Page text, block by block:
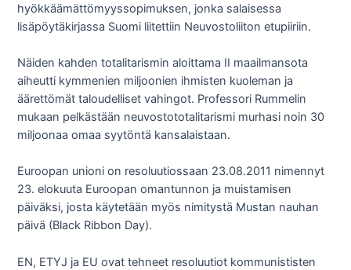
hyökkäämättömyyssopimuksen, jonka salaisessa
lisäpöytäkirjassa Suomi liitettiin Neuvostoliiton etupiiriin.
Näiden kahden totalitarismin aloittama II maailmansota
aiheutti kymmenien miljoonien ihmisten kuoleman ja
äärettömät taloudelliset vahingot. Professori Rummelin
mukaan pelkästään neuvostototalitarismi murhasi noin 30
miljoonaa omaa syytöntä kansalaistaan.
Euroopan unioni on resoluutiossaan 23.08.2011 nimennyt
23. elokuuta Euroopan omantunnon ja muistamisen
päiväksi, josta käytetään myös nimitystä Mustan nauhan
päivä (Black Ribbon Day).
EN, ETYJ ja EU ovat tehneet resoluutiot kommunististen